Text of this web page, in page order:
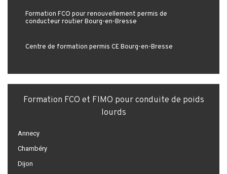
Formation FCO pour renouvellement permis de
conducteur routier Bourg-en-Bresse
Centre de formation permis CE Bourg-en-Bresse
Formation FCO et FIMO pour conduite de poids
lourds
Annecy
Chambéry
Dijon